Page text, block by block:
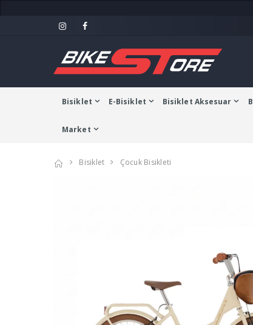
Bisiklet E-Bisiklet Bisiklet Aksesuar
Market
Bisiklet Çocuk Bisikleti